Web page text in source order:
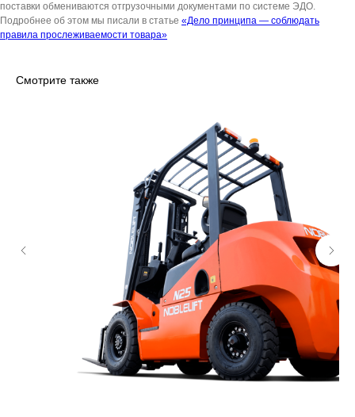
поставки обмениваются отгрузочными документами по системе ЭДО.
Подробнее об этом мы писали в статье «Дело принципа — соблюдать
правила прослеживаемости товара»
Смотрите также